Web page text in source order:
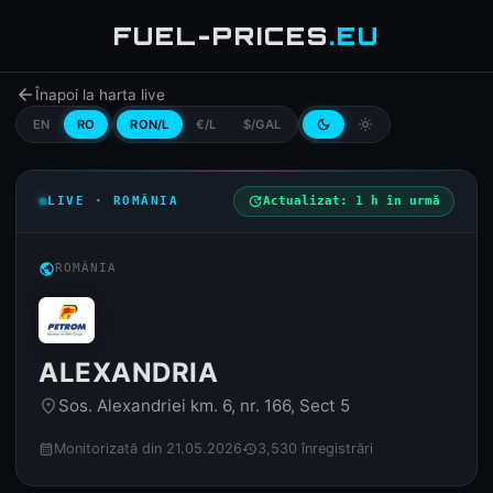
FUEL-PRICES.EU
arrow_backÎnapoi la harta live
EN RO RON/L €/L $/GAL dark_mode light_mode
LIVE · ROMÂNIA updateActualizat: 1 h în urmă
publicROMÂNIA
ALEXANDRIA
place Sos. Alexandriei km. 6, nr. 166, Sect 5
calendar_month Monitorizată din 21.05.2026history3,530 înregistrări